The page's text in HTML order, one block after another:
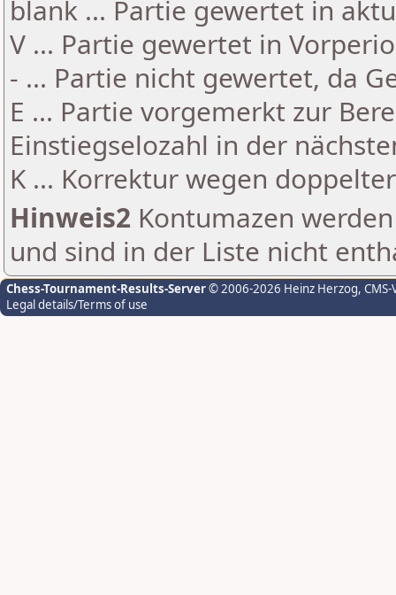
blank ... Partie gewertet in
V ... Partie gewertet in
- ... Partie nicht gewertet, da
E ... Partie vorgemerkt zur
Einstiegselozahl in der
K ... Korrektur wegen
Hinweis2 Kontumazen
und sind in der Liste nicht
Chess-Tournament-Results-Server© 2006-2026 Heinz Herzog,
Legal details/Terms of use